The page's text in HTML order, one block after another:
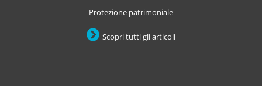
Protezione patrimoniale
Scopri tutti gli articoli